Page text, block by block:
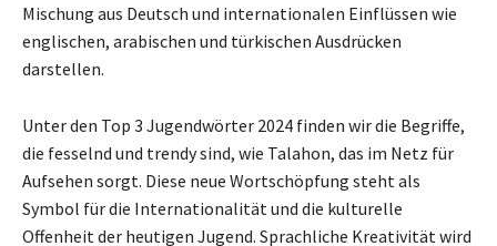
Mischung aus Deutsch und internationalen Einflüssen wie
englischen, arabischen und türkischen Ausdrücken
darstellen.
Unter den Top 3 Jugendwörter 2024 finden wir die Begriffe,
die fesselnd und trendy sind, wie Talahon, das im Netz für
Aufsehen sorgt. Diese neue Wortschöpfung steht als
Symbol für die Internationalität und die kulturelle
Offenheit der heutigen Jugend. Sprachliche Kreativität wird